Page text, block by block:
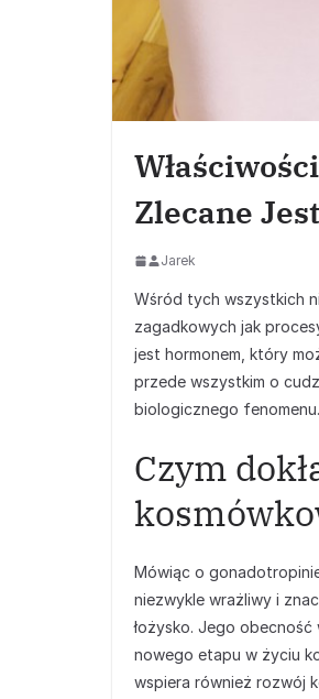
Zlecane
Jarek
Wśród tych wszystkich
zagadkowych jak
jest hormonem, który
przede wszystkim o
biologicznego fenomenu.
Czym
Mówiąc o
niezwykle wrażliwy i
łożysko. Jego obecność
nowego etapu w życiu
wspiera również rozwój